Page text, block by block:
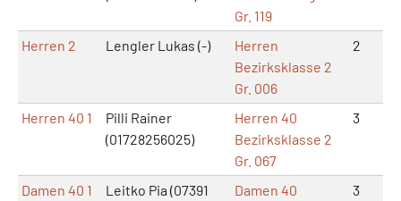
Gr. 119
Herren 2
Lengler Lukas (-)
Herren
Bezirksklasse 2
Gr. 006
2
Herren 40 1
Pilli Rainer
(01728256025)
Herren 40
Bezirksklasse 2
Gr. 067
3
Damen 40 1
Leitko Pia (07391
Damen 40
3